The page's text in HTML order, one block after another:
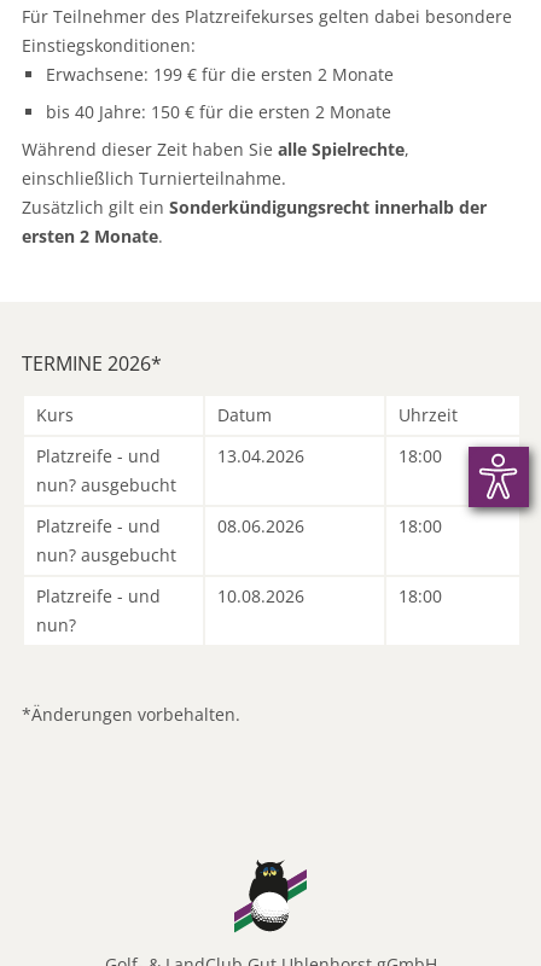
Für Teilnehmer des Platzreifekurses gelten dabei besondere
Einstiegskonditionen:
Erwachsene: 199 € für die ersten 2 Monate
bis 40 Jahre: 150 € für die ersten 2 Monate
Während dieser Zeit haben Sie alle Spielrechte,
einschließlich Turnierteilnahme.
Zusätzlich gilt ein Sonderkündigungsrecht innerhalb der
ersten 2 Monate.
TERMINE 2026*
Kurs Datum
Uhrzeit
Platzreife - und
nun? ausgebucht
13.04.2026 18:00
Platzreife - und
nun? ausgebucht
08.06.2026 18:00
Platzreife - und
nun?
10.08.2026 18:00
*Änderungen vorbehalten.